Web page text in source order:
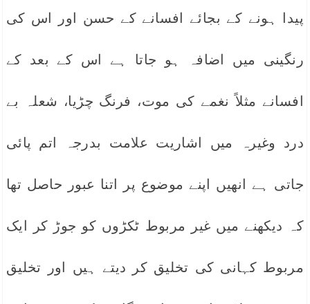
پیدا ہونے کے بجائے افسانے کے حسن اور اس کی
رنگینی میں اضافہ ہو جاتا ہے اس کے بعد کے
افسانے مثلاً نغمے کی موت، فرنگ چڑیا، شعلہ بے
درد وغیرہ میں اشاریت علامت بدرجہ اتم پائی
جاتی ہے انھیں اپنے موضوع پر اتنا عبور حاصل تھا
کہ دیکھنے میں غیر مربوط ٹکڑوں کو جوڑ کر ایک
مربوط کہانی کی تخلیق کر دیتے ہیں اور تخلیق